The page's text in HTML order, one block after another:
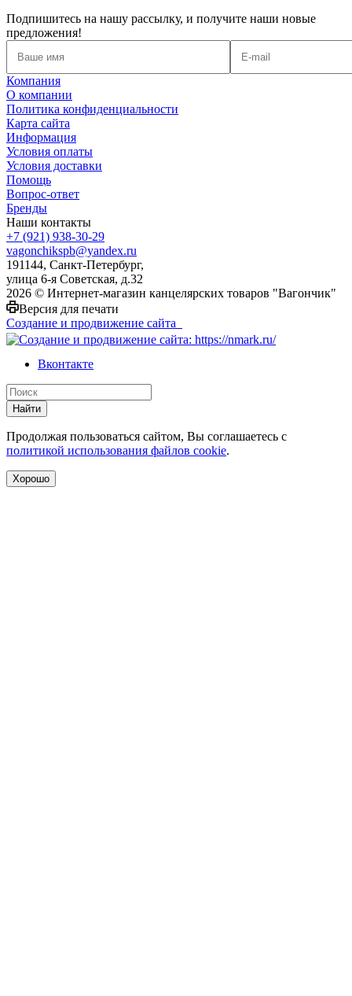
Подпишитесь на нашу рассылку, и получите наши новые
предложения!
Компания
О компании
Политика конфиденциальности
Карта сайта
Информация
Условия оплаты
Условия доставки
Помощь
Вопрос-ответ
Бренды
Наши контакты
+7 (921) 938-30-29
vagonchikspb@yandex.ru
191144, Санкт-Петербург,
улица 6-я Советская, д.32
2026 © Интернет-магазин канцелярских товаров "Вагончик"
Версия для печати
Создание и продвижение сайта
Вконтакте
Найти
Продолжая пользоваться сайтом, Вы соглашаетесь с
политикой использования файлов cookie.
Хорошо